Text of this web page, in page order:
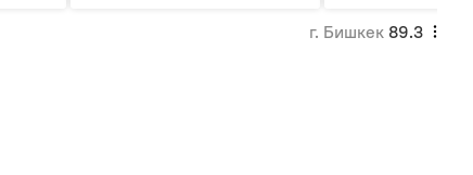
г. Бишкек 89.3